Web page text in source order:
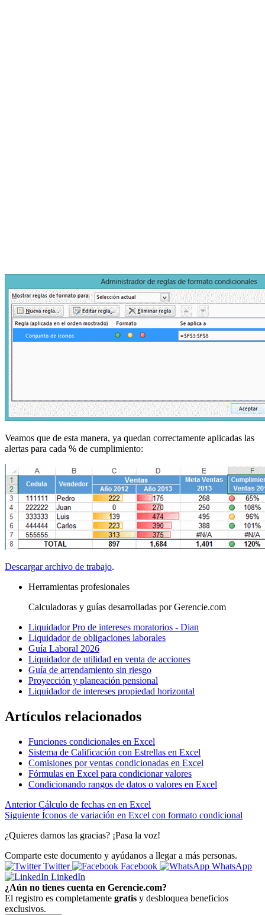
Veamos que de esta manera, ya quedan correctamente aplicadas las
alertas para cada % de cumplimiento:
Descargar archivo de trabajo.
Herramientas profesionales
Calculadoras y guías desarrolladas por Gerencie.com
Liquidador Pro de intereses moratorios - Dian
Liquidador de obligaciones laborales
Guía Laboral 2026
Liquidador de utilidad en venta de acciones
Guía de arrendamiento sin riesgo
Proyección y planeación pensional
Liquidador de intereses propiedad horizontal
Artículos relacionados
Funciones condicionales en Excel
Sistema de Calificación con Estrellas en Excel
Comisiones por ventas condicionadas en Excel
Fórmulas en Excel para condicionar valores
Condicionando rangos de datos o valores en Excel
Anterior Cálculo de fechas en en Excel
Siguiente Íconos de variación en Excel con formato condicional
¿Quieres darnos las gracias? ¡Pasa la voz!
Comparte este documento y ayúdanos a llegar a más personas.
Twitter
Facebook
WhatsApp
LinkedIn
¿Aún no tienes cuenta en Gerencie.com?
El registro es completamente gratis y desbloquea beneficios
exclusivos.